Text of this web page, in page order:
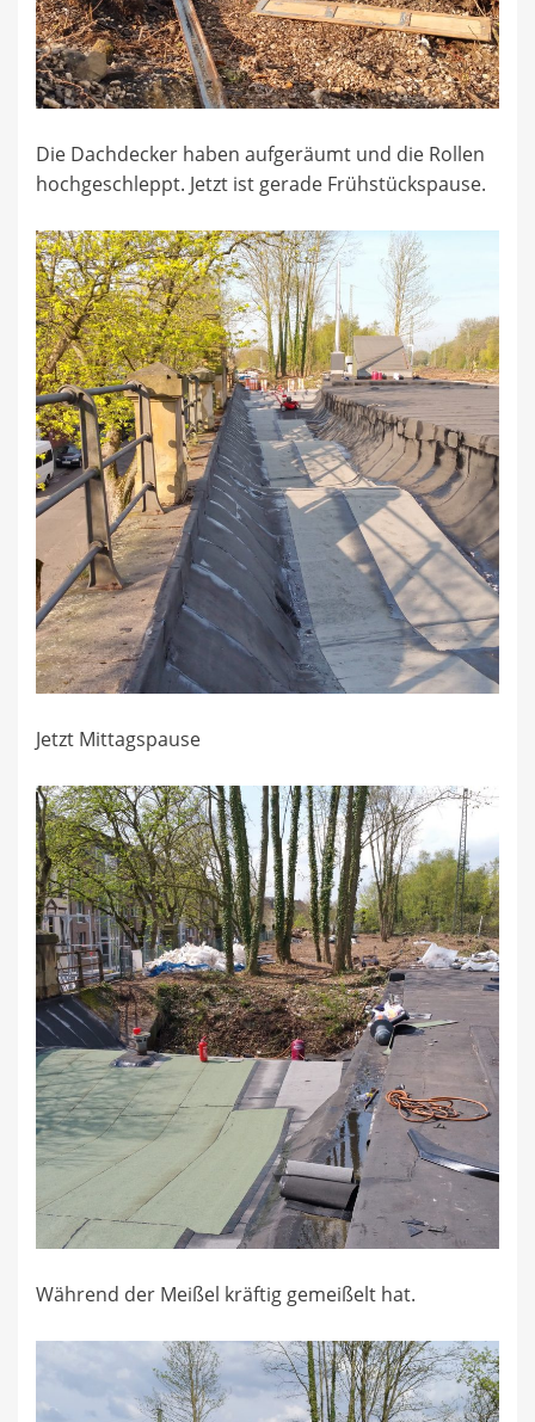
Die Dachdecker haben aufgeräumt und die Rollen
hochgeschleppt. Jetzt ist gerade Frühstückspause.
Jetzt Mittagspause
Während der Meißel kräftig gemeißelt hat.